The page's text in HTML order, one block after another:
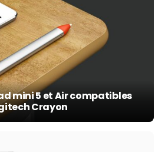
mini 5 et Air compatibles
Crayon